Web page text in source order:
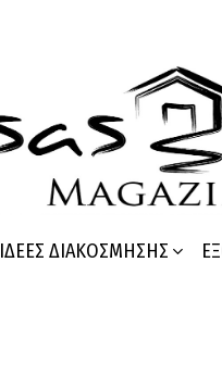
ΙΔΈΕΣ ΔΙΑΚΌΣΜΗΣΗΣ